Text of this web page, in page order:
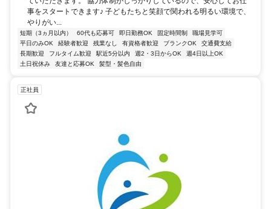
事をスタートできます♪ 子どもたちと笑顔で関われる明るい環境で、
やりがい...
短期（3ヵ月以内） 60代も応募可 即日勤務OK 固定時間制
職場見学可
平日のみOK
経験者歓迎 残業なし 有資格者歓迎 ブランクOK
交通費支給
長期歓迎
フルタイム歓迎 駅近5分以内 週2・3日からOK
週4日以上OK
土日祝休み
友達と応募OK 髪型・髪色自由
正社員